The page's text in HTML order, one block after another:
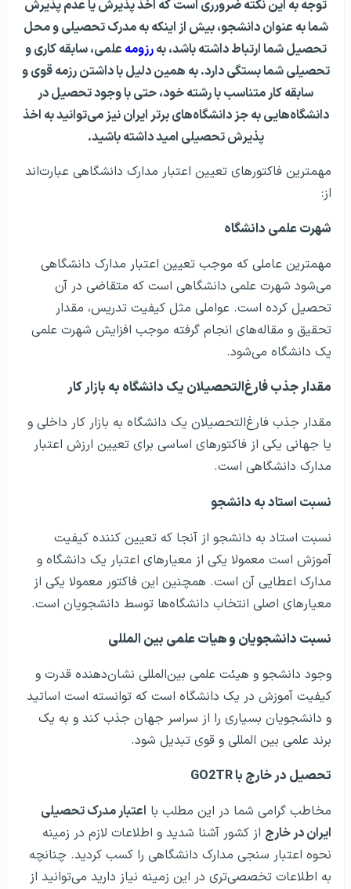
توجه به این نکته ضرورری است که اخذ پذیرش یا عدم پذیرش
شما به عنوان دانشجو، بیش از اینکه به مدرک تحصیلی و محل
تحصیل شما ارتباط داشته باشد، بهرزومه علمی، سابقه کاری و
تحصیلی شما بستگی دارد. به همین دلیل با داشتن رزمه قوی و
سابقه کار متناسب با رشته خود، حتی با وجود تحصیل در
دانشگاه‌هایی به جز دانشگاه‌های برتر ایران نیز می‌توانید به اخذ
پذیرش تحصیلی امید داشته باشید.
مهمترین فاکتورهای تعیین اعتبار مدارک دانشگاهی عبارت‌اند
از:
شهرت علمی دانشگاه
مهمترین عاملی که موجب تعیین اعتبار مدارک دانشگاهی
می‌شود شهرت علمی دانشگاهی است که متقاضی در آن
تحصیل کرده‌ است. عواملی مثل کیفیت تدریس، مقدار
تحقیق و مقاله‌های انجام گرفته موجب افزایش شهرت علمی
یک دانشگاه‌ می‌شود.
مقدار جذب فارغ‌التحصیلان یک دانشگاه به بازار کار
مقدار جذب فارغ‌التحصیلان یک دانشگاه به بازار کار داخلی و
یا جهانی یکی از فاکتورهای اساسی برای تعیین ارزش اعتبار
مدارک دانشگاهی است.
نسبت استاد به دانشجو
نسبت استاد به دانشجو از آنجا که تعیین کننده کیفیت
آموزش است معمولا یکی از معیارهای اعتبار یک دانشگاه و
مدارک اعطایی آن است. همچنین این فاکتور معمولا یکی از
معیارهای اصلی انتخاب دانشگاه‌ها توسط دانشجویان است.
نسبت دانشجویان و هیات علمی بین المللی
وجود دانشجو و هیئت علمی بین‌المللی نشان‌دهنده قدرت و
کیفیت آموزش در یک دانشگاه است که توانسته است اساتید
و دانشجویان بسیاری را از سراسر جهان جذب کند و به یک
برند علمی بین المللی و قوی تبدیل شود.
تحصیل در خارج با GO2TR
مخاطب گرامی شما در این مطلب با اعتبار مدرک تحصیلی
ایران در خارج از کشور آشنا شدید و اطلاعات لازم در زمینه
نحوه اعتبار سنجی مدارک دانشگاهی را کسب کردید. چنانچه
به اطلاعات تخصصی‌تری در این زمینه نیاز دارید می‌توانید از